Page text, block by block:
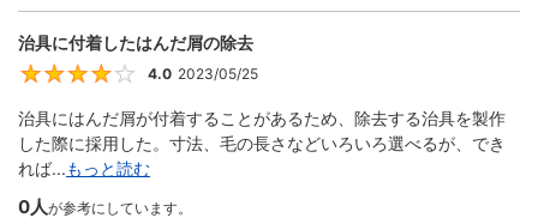
治具に付着したはんだ屑の除去
4
4.0 2023/05/25
治具にはんだ屑が付着することがあるため、除去する治具を製作
した際に採用した。寸法、毛の長さなどいろいろ選べるが、でき
れば...もっと読む
0人が参考にしています。